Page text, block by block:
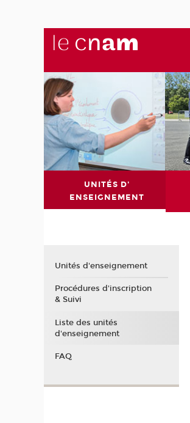
UNITÉS D'
ENSEIGNEMENT
Unités d'enseignement
Procédures d'inscription
& Suivi
Liste des unités
d'enseignement
FAQ